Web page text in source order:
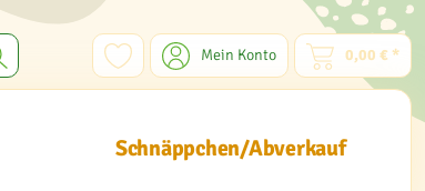
Mein Konto 0,00 € *
Schnäppchen/Abverkauf